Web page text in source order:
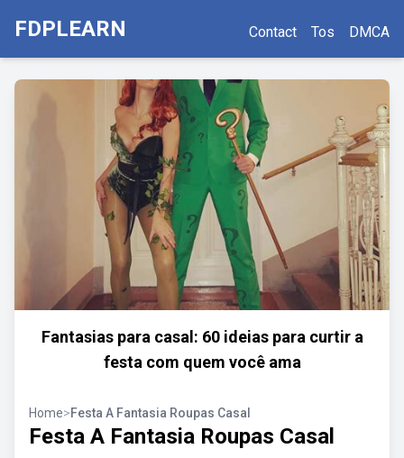
FDPLEARN Contact Tos DMCA
Fantasias para casal: 60 ideias para curtir a
festa com quem você ama
Home>Festa A Fantasia Roupas Casal
Festa A Fantasia Roupas Casal